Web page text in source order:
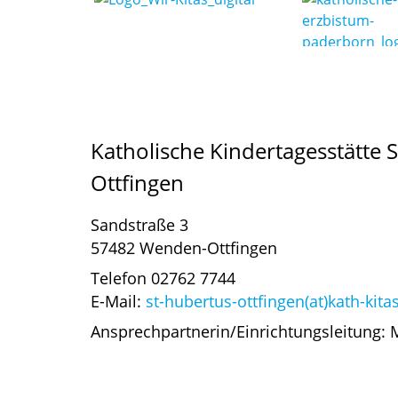
Katholische Kindertagesstätte
Ottfingen
Sandstraße 3
57482 Wenden-Ottfingen
Telefon 02762 7744
E-Mail: st-hubertus-ottfingen(at)kath-
Ansprechpartnerin/Einrichtungsleitung: